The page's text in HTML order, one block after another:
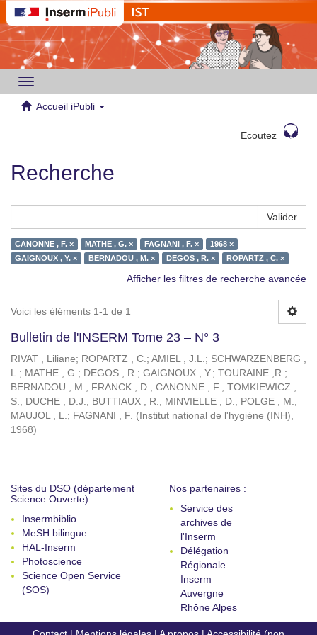
Toggle
navigation
Accueil iPubli
Ecoutez
Recherche
Valider
CANONNE , F. × MATHE , G. × FAGNANI , F. ×
1968 ×
GAIGNOUX , Y. ×
BERNADOU , M. × DEGOS , R. × ROPARTZ , C. ×
Afficher les filtres de recherche avancée
Voici les éléments 1-1 de 1
Bulletin de l'INSERM Tome 23 – N° 3
RIVAT , Liliane; ROPARTZ , C.; AMIEL , J.L.; SCHWARZENBERG ,
L.; MATHE , G.; DEGOS , R.; GAIGNOUX , Y.; TOURAINE ,R.;
BERNADOU , M.; FRANCK , D.; CANONNE , F.; TOMKIEWICZ ,
S.; DUCHE , D.J.; BUTTIAUX , R.; MINVIELLE , D.; POLGE , M.;
MAUJOL , L.; FAGNANI , F. ( Institut national de l'hygiène (INH),
1968)
Sites du DSO (département
Science Ouverte) :
Insermbiblio
MeSH bilingue
HAL-Inserm
Photoscience
Science Open Service
(SOS)
Nos partenaires :
Service des
archives de
l'Inserm
Délégation
Régionale
Inserm
Auvergne
Rhône Alpes